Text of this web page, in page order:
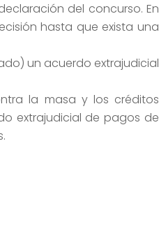
del concurso. En
hasta que exista una
un acuerdo extrajudicial
la masa y los créditos
extrajudicial de pagos de